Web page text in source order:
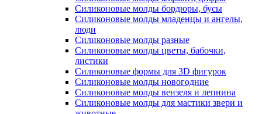
Силиконовые молды бордюры, бусы
Силиконовые молды младенцы и ангелы,
люди
Силиконовые молды разные
Силиконовые молды цветы, бабочки,
листики
Силиконовые формы для 3D фигурок
Силиконовые молды новогодние
Силиконовые молды вензеля и лепнина
Силиконовые молды для мастики звери и